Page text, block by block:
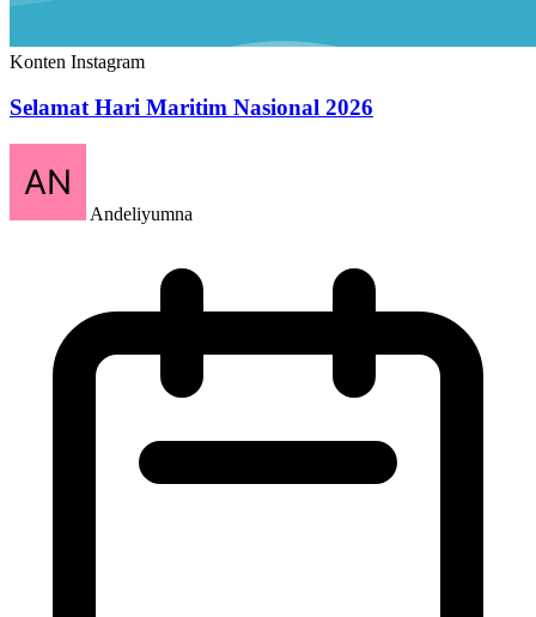
Konten Instagram
Selamat Hari Maritim Nasional 2026
Andeliyumna